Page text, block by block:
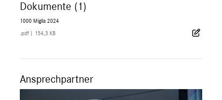
Dokumente (1)
1000 Miglia 2024
.pdf 154,3 KB
Ansprechpartner